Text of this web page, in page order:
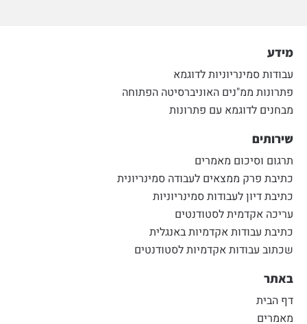
מידע
עבודות סמינריוניות לדוגמא
פתרונות ממ"נים האוניברסיטה הפתוחה
מבחנים לדוגמא עם פתרונות
שירותים
תרגום וסיכום מאמרים
כתיבת פרק ממצאים לעבודה סמינריונית
כתיבת דיון לעבודות סמינריוניות
עריכה אקדמית לסטודנטים
כתיבת עבודות אקדמיות באנגלית
שכתוב עבודות אקדמיות לסטודנטים
באתר
דף הבית
מאמרים